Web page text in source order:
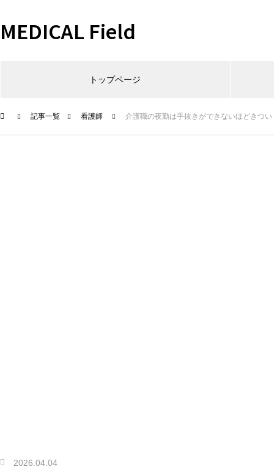
MEDICAL Field
トップページ
記事一覧 看護師 介護職の夜勤は手抜きができないほどきつ
2026.04.04